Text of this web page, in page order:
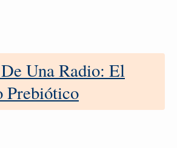
Una Radio: El
Prebiótico